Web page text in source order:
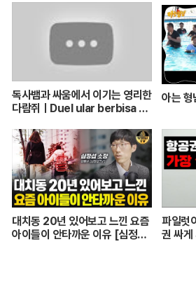
독사뱀과 싸움에서 이기는 영리한
다람쥐ㅣDuel ular berbisa da
운 동물싸움
아는
대치동 20년 있어보고 느낀 요즘
아이들이 안타까운 이유 [심정섭
파일럿
권 싸게